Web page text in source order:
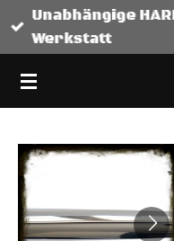
Zum
Hauptinhalt
Unabhängige
Werkstatt